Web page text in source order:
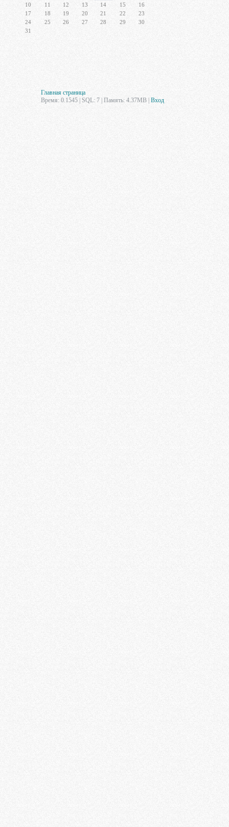
10
11 12 13 14 15
16
17
18 19 20 21 22
23
24
25 26 27 28 29
30
31
Главная страница
Время: 0.1545 | SQL: 7 | Память: 4.37MB Вход